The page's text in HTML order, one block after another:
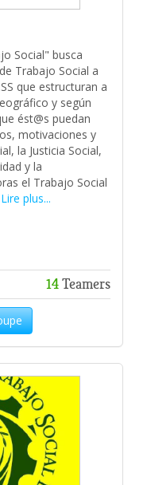
Social" busca
Trabajo Social a
que estructuran a
y según
ést@s puedan
motivaciones y
la Justicia Social,
y la
el Trabajo Social
Lire plus...
14Teamers